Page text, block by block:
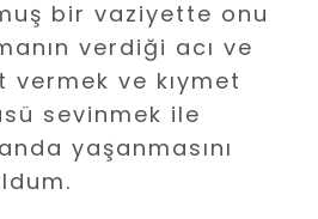
bir vaziyette onu
verdiği acı ve
vermek ve kıymet
sevinmek ile
yaşanmasını